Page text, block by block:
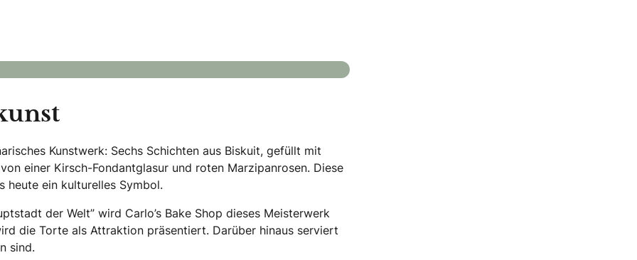
Kunstwerk: Sechs Schichten aus Biskuit, gefüllt mit
einer Kirsch-Fondantglasur und roten Marzipanrosen. Diese
heute ein kulturelles Symbol.
der Welt” wird Carlo’s Bake Shop dieses Meisterwerk
die Torte als Attraktion präsentiert. Darüber hinaus serviert
sind.